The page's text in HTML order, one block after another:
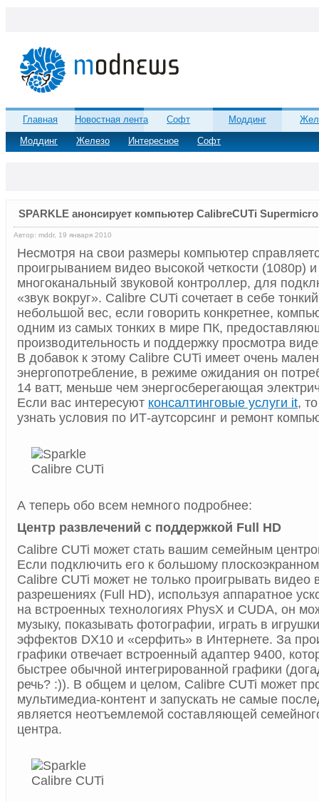
Главная
Новостная лента
Моддинг
Железо Интересное Софт
Софт Моддинг
SPARKLE анонсирует компьютер CalibreCUTi Supermicro
Автор: mddr, 19 января 2010
Несмотря на свои размеры компьютер
проигрыванием видео высокой четкости (1080p)
многоканальный звуковой контроллер, для
«звук вокруг». Calibre CUTi сочетает в себе
небольшой вес, если говорить конкретнее,
одним из самых тонких в мире ПК,
производительность и поддержку просмотра
В добавок к этому Calibre CUTi имеет очень
энергопотребление, в режиме ожидания он
14 ватт, меньше чем энергосберегающая
Если вас интересуют консалтинговые услуги it,
узнать условия по ИТ-аутсорсинг и ремонт
А теперь обо всем немного подробнее:
Центр развлечений с поддержкой Full HD
Calibre CUTi может стать вашим семейным
Если подключить его к большому
Calibre CUTi может не только проигрывать видео
разрешениях (Full HD), используя аппаратное
на встроенных технологиях PhysX и CUDA, он
музыку, показывать фотографии, играть в
эффектов DX10 и «серфить» в Интернете. За
графики отвечает встроенный адаптер 9400,
быстрее обычной интегрированной графики
речь? :)). В общем и целом, Calibre CUTi может
мультимедиа-контент и запускать не самые
является неотъемлемой составляющей
центра.